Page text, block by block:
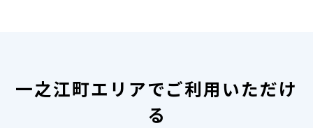
一之江町エリアでご利用いただけ
る